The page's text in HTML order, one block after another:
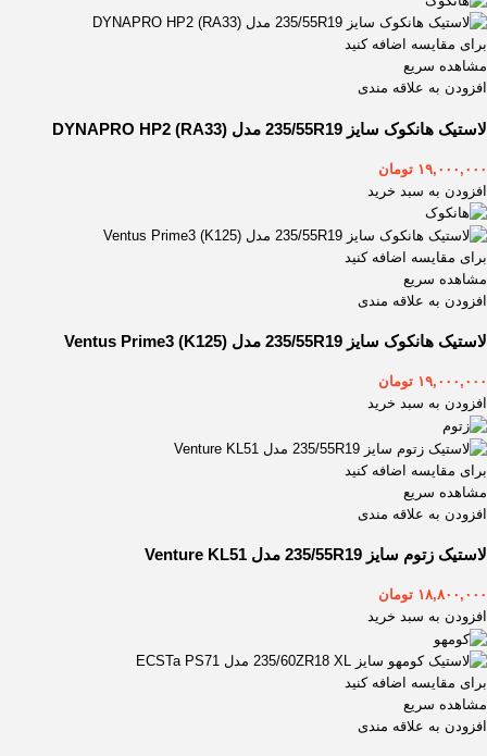
برای مقایسه اضافه کنید
مشاهده سریع
افزودن به علاقه مندی
لاستیک هانکوک سایز 235/55R19 مدل DYNAPRO HP2 (RA33)
۱۹,۰۰۰,۰۰۰ تومان
افزودن به سبد خرید
برای مقایسه اضافه کنید
مشاهده سریع
افزودن به علاقه مندی
لاستیک هانکوک سایز 235/55R19 مدل Ventus Prime3 (K125)
۱۹,۰۰۰,۰۰۰ تومان
افزودن به سبد خرید
برای مقایسه اضافه کنید
مشاهده سریع
افزودن به علاقه مندی
لاستیک زتوم سایز 235/55R19 مدل Venture KL51
۱۸,۸۰۰,۰۰۰ تومان
افزودن به سبد خرید
برای مقایسه اضافه کنید
مشاهده سریع
افزودن به علاقه مندی